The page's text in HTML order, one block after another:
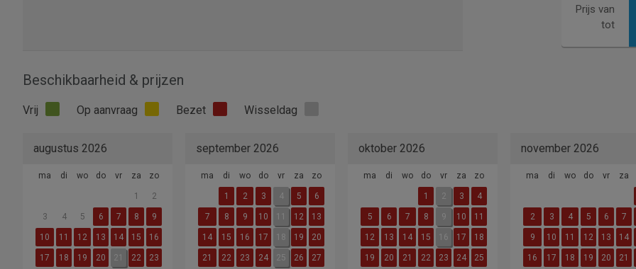
Prijs van
tot
Beschikbaarheid & prijzen
Vrij Op aanvraag Bezet Wisseldag
augustus 2026
ma di wo do vr za zo
1 2
3 4 5 6 7 8 9
10 11 12 13 14 15 16
17 18 19 20 21 22 23
september 2026
ma di wo do vr za zo
1 2 3 4 5 6
7 8 9 10 11 12 13
14 15 16 17 18 19 20
21 22 23 24 25 26 27
oktober 2026
ma di wo do vr za zo
1 2 3 4
5 6 7 8 9 10 11
12 13 14 15 16 17 18
19 20 21 22 23 24 25
november 2026
ma di wo do vr za
2 3 4 5 6 7
9 10 11 12 13 14
16 17 18 19 20 21